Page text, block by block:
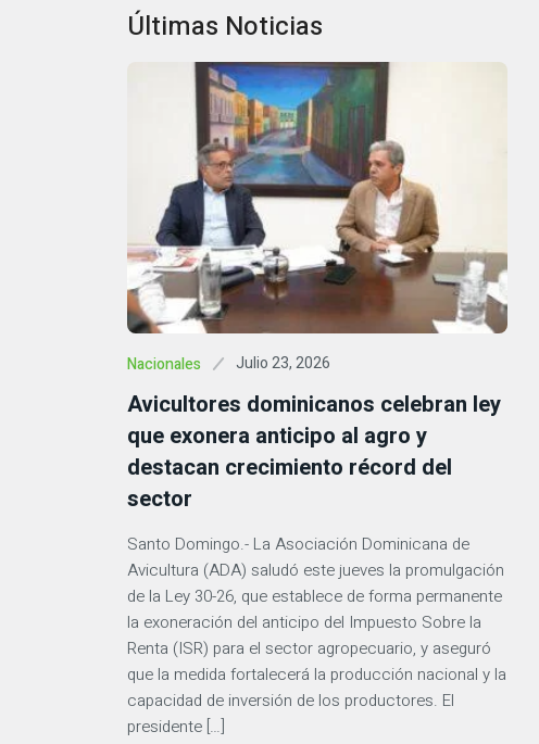
Últimas Noticias
Nacionales Julio 23, 2026
Avicultores dominicanos celebran ley
que exonera anticipo al agro y
destacan crecimiento récord del
sector
Santo Domingo.- La Asociación Dominicana de
Avicultura (ADA) saludó este jueves la promulgación
de la Ley 30-26, que establece de forma permanente
la exoneración del anticipo del Impuesto Sobre la
Renta (ISR) para el sector agropecuario, y aseguró
que la medida fortalecerá la producción nacional y la
capacidad de inversión de los productores. El
presidente […]